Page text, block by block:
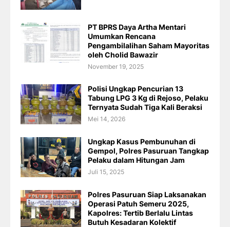
PT BPRS Daya Artha Mentari
Umumkan Rencana
Pengambilalihan Saham Mayoritas
oleh Cholid Bawazir
November 19, 2025
Polisi Ungkap Pencurian 13
Tabung LPG 3 Kg di Rejoso, Pelaku
Ternyata Sudah Tiga Kali Beraksi
Mei 14, 2026
Ungkap Kasus Pembunuhan di
Gempol, Polres Pasuruan Tangkap
Pelaku dalam Hitungan Jam
Juli 15, 2025
Polres Pasuruan Siap Laksanakan
Operasi Patuh Semeru 2025,
Kapolres: Tertib Berlalu Lintas
Butuh Kesadaran Kolektif